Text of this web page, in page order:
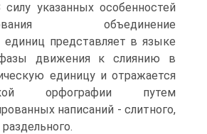
указанных особенностей
объединение
единиц представляет в языке
движения к слиянию в
единицу и отражается
орфографии путем
написаний - слитного,